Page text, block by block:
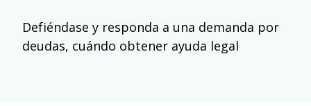
Defiéndase y responda a una demanda por
deudas, cuándo obtener ayuda legal